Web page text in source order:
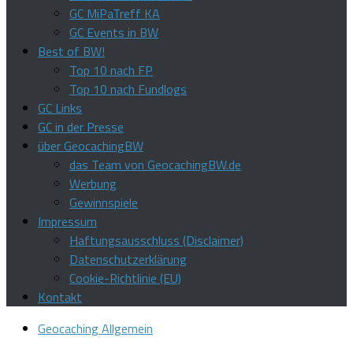
GC MiPaTreff KA
GC Events in BW
Best of BW!
Top 10 nach FP
Top 10 nach Fundlogs
GC Links
GC in der Presse
über GeocachingBW
das Team von GeocachingBW.de
Werbung
Gewinnspiele
Impressum
Haftungsausschluss (Disclaimer)
Datenschutzerklärung
Cookie-Richtlinie (EU)
Kontakt
Geocaching Allgemein